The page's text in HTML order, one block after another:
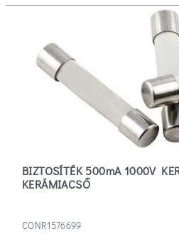
BIZTOSÍTÉK 500mA 1000V
KERÁMIACSŐ
CONR1576699